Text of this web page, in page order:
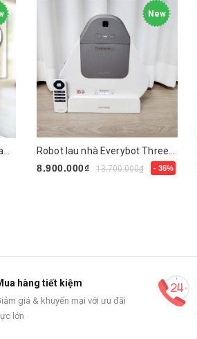
New
8.900.000₫
13.700.000₫ - 35%
hàng tiết kiệm
giá & khuyến mại với ưu đãi
lớn